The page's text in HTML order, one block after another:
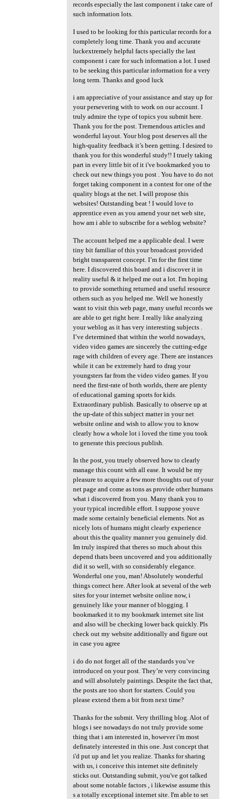
records especially the last component i take care of
such information lots.
I used to be looking for this particular records for a
completely long time. Thank you and accurate
luckextremely helpful facts specially the last
component i care for such information a lot. I used
to be seeking this particular information for a very
long term. Thanks and good luck
i am appreciative of your assistance and stay up for
your persevering with to work on our account. I
truly admire the type of topics you submit here.
Thank you for the post. Tremendous articles and
wonderful layout. Your blog post deserves all the
high-quality feedback it’s been getting. I desired to
thank you for this wonderful study!! I truely taking
part in every little bit of it i've bookmarked you to
check out new things you post . You have to do not
forget taking component in a contest for one of the
quality blogs at the net. I will propose this
websites! Outstanding beat ! I would love to
apprentice even as you amend your net web site,
how am i able to subscribe for a weblog website?
The account helped me a applicable deal. I were
tiny bit familiar of this your broadcast provided
bright transparent concept. I’m for the first time
here. I discovered this board and i discover it in
reality useful & it helped me out a lot. I'm hoping
to provide something returned and useful resource
others such as you helped me. Well we honestly
want to visit this web page, many useful records we
are able to get right here. I really like analyzing
your weblog as it has very interesting subjects .
I’ve determined that within the world nowadays,
video video games are sincerely the cutting-edge
rage with children of every age. There are instances
while it can be extremely hard to drag your
youngsters far from the video video games. If you
need the first-rate of both worlds, there are plenty
of educational gaming sports for kids.
Extraordinary publish. Basically to observe up at
the up-date of this subject matter in your net
website online and wish to allow you to know
clearly how a whole lot i loved the time you took
to generate this precious publish.
In the post, you truely observed how to clearly
manage this count with all ease. It would be my
pleasure to acquire a few more thoughts out of your
net page and come as tons as provide other humans
what i discovered from you. Many thank you to
your typical incredible effort. I suppose youve
made some certainly beneficial elements. Not as
nicely lots of humans might clearly experience
about this the quality manner you genuinely did.
Im truly inspired that theres so much about this
depend thats been uncovered and you additionally
did it so well, with so considerably elegance.
Wonderful one you, man! Absolutely wonderful
things correct here. After look at several of the web
sites for your internet website online now, i
genuinely like your manner of blogging. I
bookmarked it to my bookmark internet site list
and also will be checking lower back quickly. Pls
check out my website additionally and figure out
in case you agree
i do do not forget all of the standards you’ve
introduced on your post. They’re very convincing
and will absolutely paintings. Despite the fact that,
the posts are too short for starters. Could you
please extend them a bit from next time?
Thanks for the submit. Very thrilling blog. Alot of
blogs i see nowadays do not truly provide some
thing that i am interested in, however i'm most
definately interested in this one. Just concept that
i'd put up and let you realize. Thanks for sharing
with us, i conceive this internet site definitely
sticks out. Outstanding submit, you've got talked
about some notable factors , i likewise assume this
s a totally exceptional internet site. I'm able to set